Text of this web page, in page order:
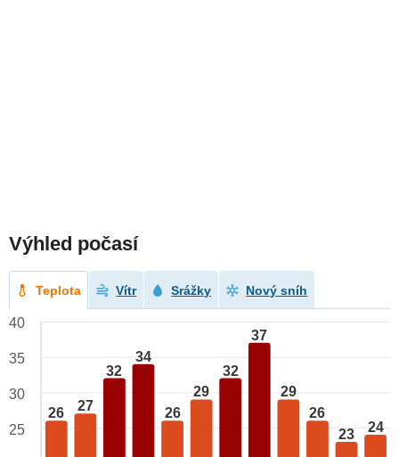
Výhled počasí
Teplota Vítr Srážky Nový sníh
26 27
32
34
26
29
32
37
29
26
23 24
40
35
30
25